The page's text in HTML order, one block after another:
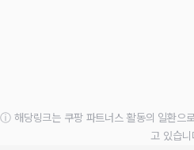
ⓘ 해당링크는 쿠팡 파트너스 활동의 일환으
고 있습니